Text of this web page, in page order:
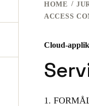
HOME
Cloud-
1.